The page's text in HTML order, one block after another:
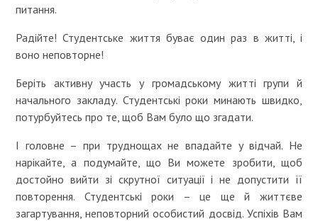
питання.
Радійте! Студентське життя буває один раз в житті, і
воно неповторне!
Беріть активну участь у громадському житті групи й
начального закладу. Студентські роки минають швидко,
потурбуйтесь про те, щоб Вам було що згадати.
І головне – при труднощах не впадайте у відчай. Не
нарікайте, а подумайте, що Ви можете зробити, щоб
достойно вийти зі скрутної ситуації і не допустити її
повторення. Студентські роки – це ще й життєве
загартування, неповторний особистий досвід. Успіхів Вам